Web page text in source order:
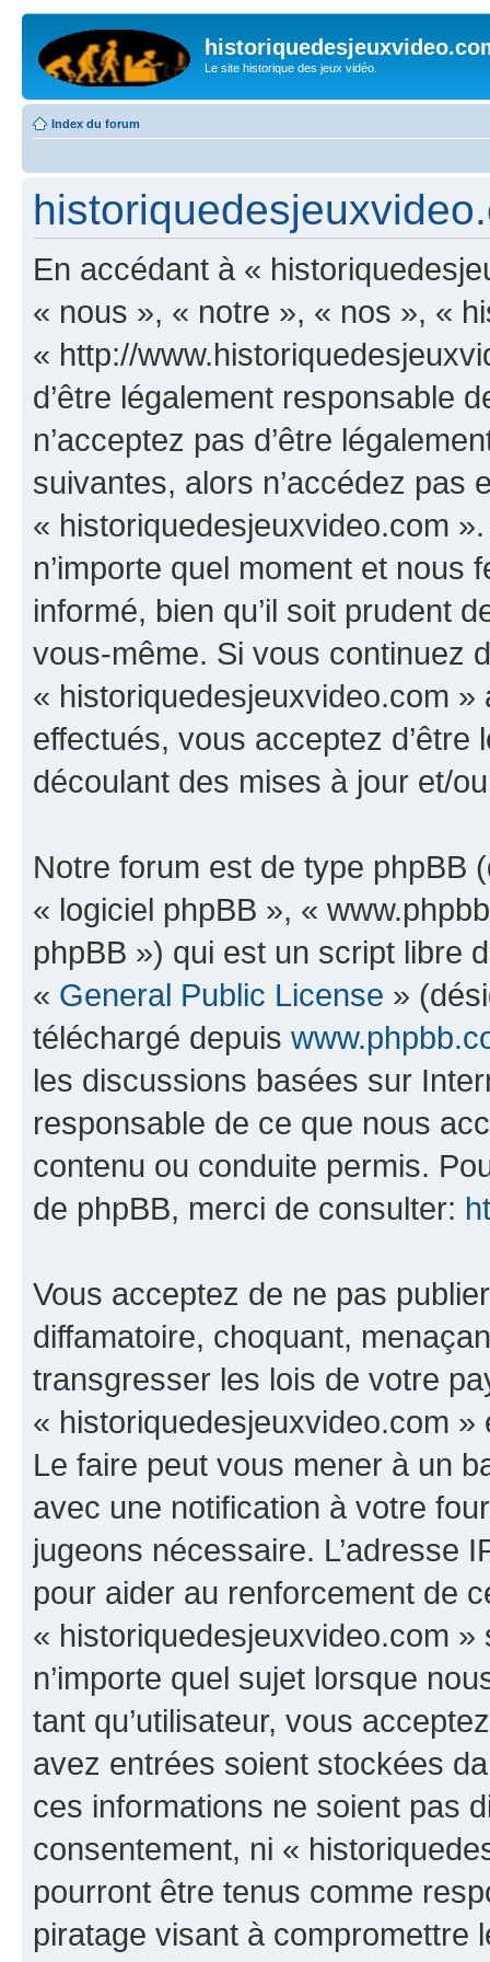
Le site historique des jeux vidéo.
Index du forum
En accédant à «
« nous », « notre », « nos », «
« http://
d’être légalement responsable
n’acceptez pas d’être
suivantes, alors n’accédez pas
« historiquedesjeuxvideo.com
n’importe quel moment et
informé, bien qu’il soit prudent
vous-même. Si vous continuez
« historiquedesjeuxvideo.com
effectués, vous acceptez
découlant des mises à jour et/
Notre forum est de type phpBB
« logiciel phpBB », «
phpBB ») qui est un script libre
« General Public License »
téléchargé depuis
les discussions basées sur
responsable de ce que nous
contenu ou conduite permis.
de phpBB, merci de consulter:
Vous acceptez de ne pas
diffamatoire, choquant,
transgresser les lois de votre
« historiquedesjeuxvideo.com
Le faire peut vous mener à un
avec une notification à votre
jugeons nécessaire. L’adresse
pour aider au renforcement de
« historiquedesjeuxvideo.com
n’importe quel sujet lorsque
tant qu’utilisateur, vous
avez entrées soient stockées
ces informations ne soient pas
consentement, ni «
pourront être tenus comme
piratage visant à compromettre